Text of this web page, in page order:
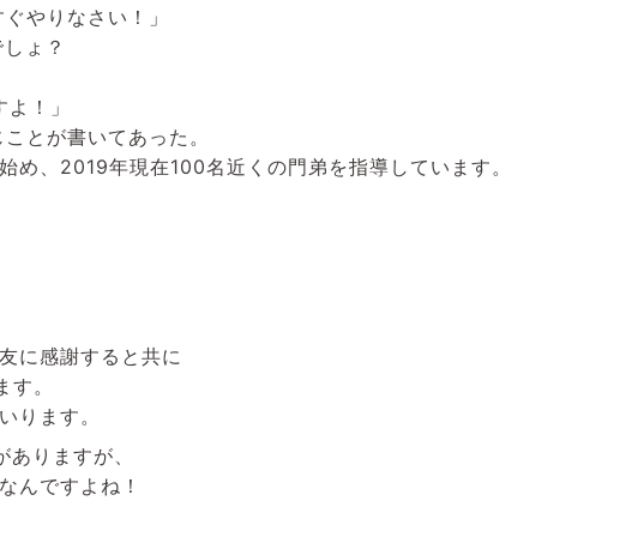
やりなさい！」
ょ？
！」
とが書いてあった。
、2019年現在100名近くの門弟を指導しています。
に感謝すると共に
。
ります。
りますが、
んですよね！